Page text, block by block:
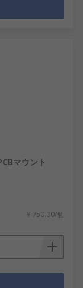
マウント
￥750.00/個